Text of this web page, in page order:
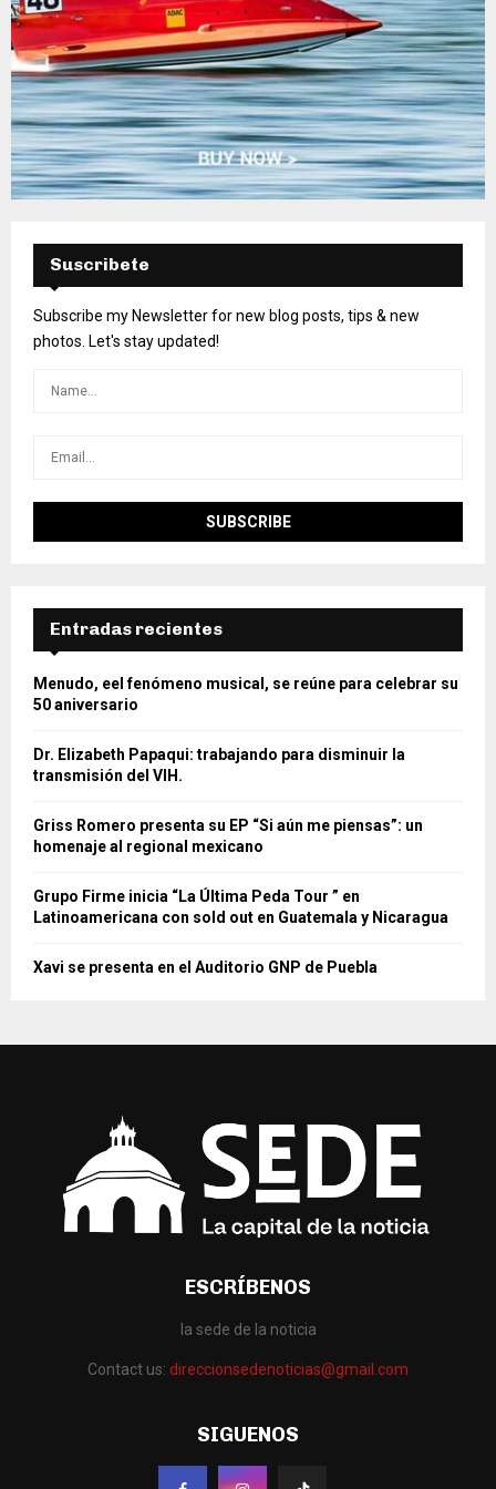
Suscribete
Subscribe my Newsletter for new blog posts, tips & new
photos. Let's stay updated!
Entradas recientes
Menudo, eel fenómeno musical, se reúne para celebrar su
50 aniversario
Dr. Elizabeth Papaqui: trabajando para disminuir la
transmisión del VIH.
Griss Romero presenta su EP “Si aún me piensas”: un
homenaje al regional mexicano
Grupo Firme inicia “La Última Peda Tour ” en
Latinoamericana con sold out en Guatemala y Nicaragua
Xavi se presenta en el Auditorio GNP de Puebla
ESCRÍBENOS
la sede de la noticia
Contact us: direccionsedenoticias@gmail.com
SIGUENOS